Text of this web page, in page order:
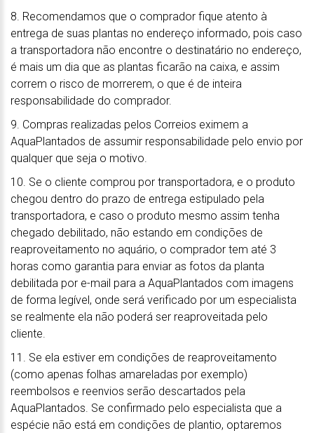
8. Recomendamos que o comprador fique atento à
entrega de suas plantas no endereço informado, pois caso
a transportadora não encontre o destinatário no endereço,
é mais um dia que as plantas ficarão na caixa, e assim
correm o risco de morrerem, o que é de inteira
responsabilidade do comprador.
9. Compras realizadas pelos Correios eximem a
AquaPlantados de assumir responsabilidade pelo envio por
qualquer que seja o motivo.
10. Se o cliente comprou por transportadora, e o produto
chegou dentro do prazo de entrega estipulado pela
transportadora, e caso o produto mesmo assim tenha
chegado debilitado, não estando em condições de
reaproveitamento no aquário, o comprador tem até 3
horas como garantia para enviar as fotos da planta
debilitada por e-mail para a AquaPlantados com imagens
de forma legível, onde será verificado por um especialista
se realmente ela não poderá ser reaproveitada pelo
cliente.
11. Se ela estiver em condições de reaproveitamento
(como apenas folhas amareladas por exemplo)
reembolsos e reenvios serão descartados pela
AquaPlantados. Se confirmado pelo especialista que a
espécie não está em condições de plantio, optaremos